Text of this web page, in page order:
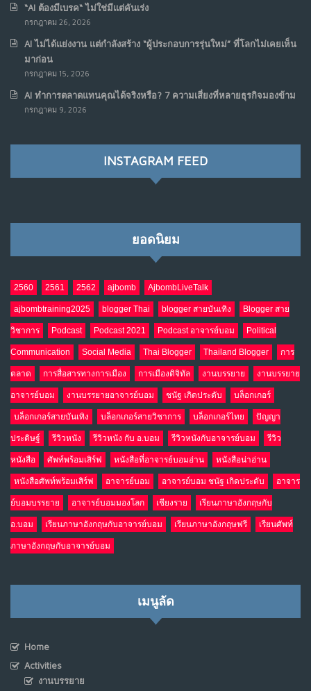
“AI ต้องมีเบรค“ ไม่ใช่มีแต่คันเร่ง
กรกฎาคม 26, 2026
AI ไม่ได้แย่งงาน แต่กำลังสร้าง “ผู้ประกอบการรุ่นใหม่” ที่โลกไม่เคยเห็น
มาก่อน
กรกฎาคม 15, 2026
AI ทำการตลาดแทนคุณได้จริงหรือ? 7 ความเสี่ยงที่หลายธุรกิจมองข้าม
กรกฎาคม 9, 2026
INSTAGRAM FEED
ยอดนิยม
2560 2561 2562 ajbomb AjbombLiveTalk
ajbombtraining2025 blogger Thai blogger สายบันเทิง Blogger สาย
วิชาการ Podcast Podcast 2021 Podcast อาจารย์บอม Political
Communication Social Media Thai Blogger Thailand Blogger การ
ตลาด การสื่อสารทางการเมือง การเมืองดิจิทัล งานบรรยาย งานบรรยาย
อาจารย์บอม งานบรรยายอาจารย์บอม ชนัฐ เกิดประดับ บล็อกเกอร์
บล็อกเกอร์สายบันเทิง บล็อกเกอร์สายวิชาการ บล็อกเกอร์ไทย ปัญญา
ประดิษฐ์ รีวิวหนัง รีวิวหนัง กับ อ.บอม รีวิวหนังกับอาจารย์บอม รีวิว
หนังสือ ศัพท์พร้อมเสิร์ฟ หนังสือที่อาจารย์บอมอ่าน หนังสือน่าอ่าน
หนังสือศัพท์พร้อมเสิร์ฟ อาจารย์บอม อาจารย์บอม ชนัฐ เกิดประดับ อาจาร
ย์บอมบรรยาย อาจารย์บอมมองโลก เชียงราย เรียนภาษาอังกฤษกับ
อ.บอม เรียนภาษาอังกฤษกับอาจารย์บอม เรียนภาษาอังกฤษฟรี เรียนศัพท์
ภาษาอังกฤษกับอาจารย์บอม
เมนูลัด
Home
Activities
งานบรรยาย